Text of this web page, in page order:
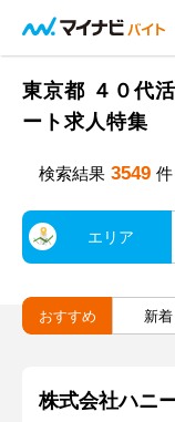
東京都 ４０代
ート求人特集
検索結果 3549 件
エリア
おすすめ 新着
株式会社ハニ